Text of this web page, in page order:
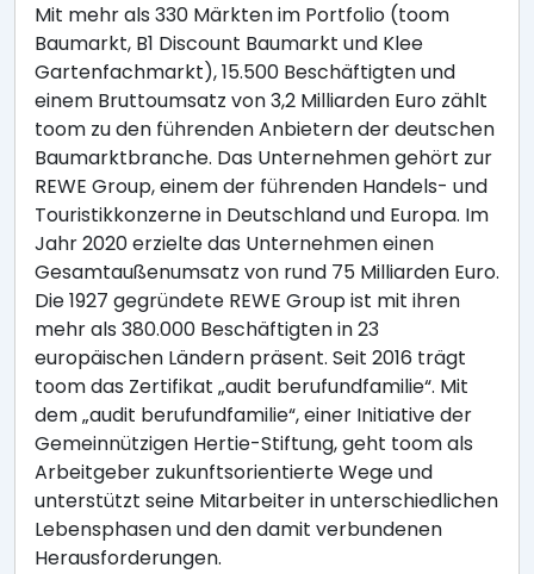
Mit mehr als 330 Märkten im Portfolio (toom
Baumarkt, B1 Discount Baumarkt und Klee
Gartenfachmarkt), 15.500 Beschäftigten und
einem Bruttoumsatz von 3,2 Milliarden Euro zählt
toom zu den führenden Anbietern der deutschen
Baumarktbranche. Das Unternehmen gehört zur
REWE Group, einem der führenden Handels- und
Touristikkonzerne in Deutschland und Europa. Im
Jahr 2020 erzielte das Unternehmen einen
Gesamtaußenumsatz von rund 75 Milliarden Euro.
Die 1927 gegründete REWE Group ist mit ihren
mehr als 380.000 Beschäftigten in 23
europäischen Ländern präsent. Seit 2016 trägt
toom das Zertifikat „audit berufundfamilie“. Mit
dem „audit berufundfamilie“, einer Initiative der
Gemeinnützigen Hertie-Stiftung, geht toom als
Arbeitgeber zukunftsorientierte Wege und
unterstützt seine Mitarbeiter in unterschiedlichen
Lebensphasen und den damit verbundenen
Herausforderungen.